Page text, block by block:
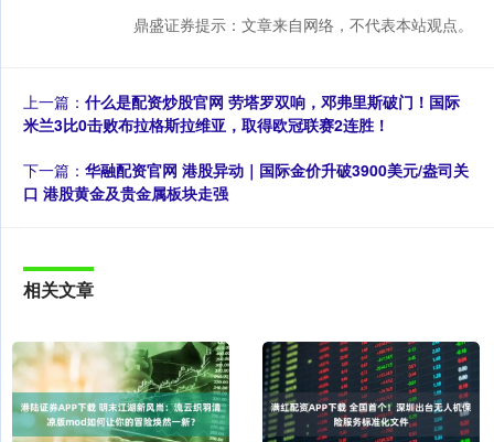
鼎盛证券提示：文章来自网络，不代表本站观点。
上一篇： 什么是配资炒股官网 劳塔罗双响，邓弗里斯破门！国际
米兰3比0击败布拉格斯拉维亚，取得欧冠联赛2连胜！
下一篇： 华融配资官网 港股异动｜国际金价升破3900美元/盎司关
口 港股黄金及贵金属板块走强
相关文章